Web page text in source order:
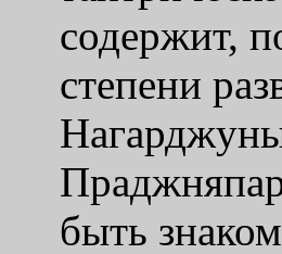
содержит,
степени
быть